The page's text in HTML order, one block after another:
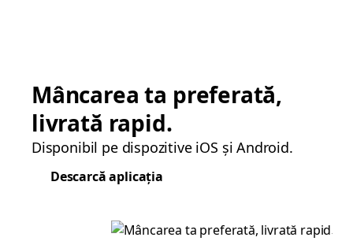
Mâncarea ta preferată,
livrată rapid.
Disponibil pe dispozitive iOS și Android.
Descarcă aplicația